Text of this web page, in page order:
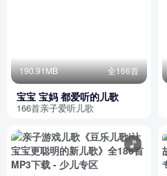
190.91MB 全166首
宝宝 宝妈 都爱听的儿歌
166首亲子爱听儿歌